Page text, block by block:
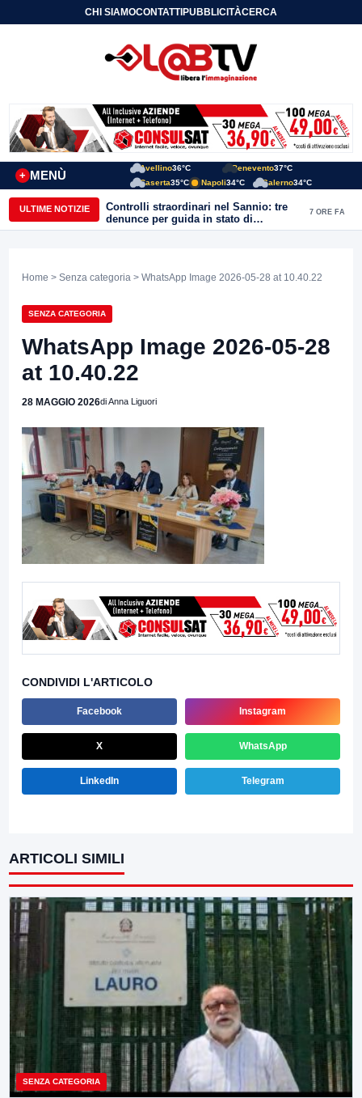
CHI SIAMOCONTATTIPUBBLICITÀCERCA
MENÙ
+
Avellino36°C Benevento37°C
Caserta35°C Napoli34°C Salerno34°C
ULTIME NOTIZIE
Controlli straordinari nel Sannio: tre
denunce per guida in stato di
ebbrezza, un arresto e 1.500 kg di
7 ORE FA
Home > Senza categoria > WhatsApp Image 2026-05-28 at 10.40.22
SENZA CATEGORIA
WhatsApp Image 2026-05-28
at 10.40.22
28 MAGGIO 2026di Anna Liguori
CONDIVIDI L'ARTICOLO
Facebook Instagram
X WhatsApp
LinkedIn Telegram
ARTICOLI SIMILI
SENZA CATEGORIA